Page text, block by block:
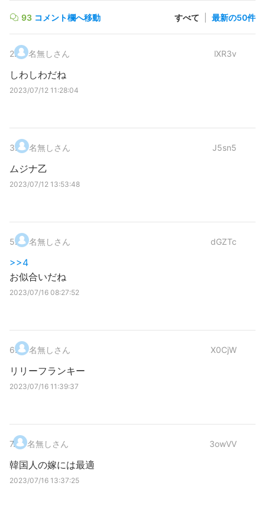
93 コメント欄へ移動 すべて 最新の50件
2. 名無しさん lXR3v
しわしわだね
2023/07/12 11:28:04
3. 名無しさん J5sn5
ムジナ乙
2023/07/12 13:53:48
5. 名無しさん dGZTc
>>4
お似合いだね
2023/07/16 08:27:52
6. 名無しさん X0CjW
リリーフランキー
2023/07/16 11:39:37
7. 名無しさん 3owVV
韓国人の嫁には最適
2023/07/16 13:37:25